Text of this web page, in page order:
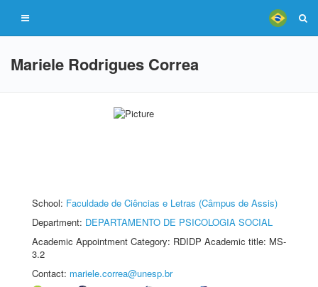
Mariele Rodrigues Correa
School: Faculdade de Ciências e Letras (Câmpus de Assis)
Department: DEPARTAMENTO DE PSICOLOGIA SOCIAL
Academic Appointment Category: RDIDP Academic title: MS-
3.2
Contact: mariele.correa@unesp.br